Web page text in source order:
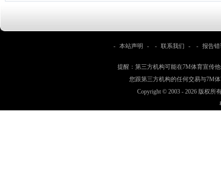
- 本站声明 - - 联系我们 - - 报告
提醒：第三方机构可能在7M体育宣传
您跟第三方机构的任何交易与7M
Copyright © 2003 - 2026 版权所